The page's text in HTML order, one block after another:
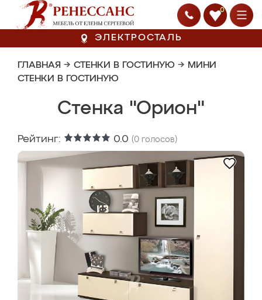
0
ЭЛЕКТРОСТАЛЬ
ГЛАВНАЯ → СТЕНКИ В ГОСТИНУЮ → МИНИ
СТЕНКИ В ГОСТИНУЮ
Стенка "Орион"
Рейтинг: 0.0 (0 голосов)